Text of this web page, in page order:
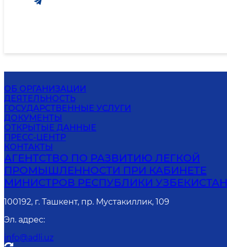
ОБ ОРГАНИЗАЦИИ
ДЕЯТЕЛЬНОСТЬ
ГОСУДАРСТВЕННЫЕ УСЛУГИ
ДОКУМЕНТЫ
ОТКРЫТЫЕ ДАННЫЕ
ПРЕСС-ЦЕНТР
КОНТАКТЫ
АГЕНТСТВО ПО РАЗВИТИЮ ЛЕГКОЙ
ПРОМЫШЛЕННОСТИ ПРИ КАБИНЕТЕ
МИНИСТРОВ РЕСПУБЛИКИ УЗБЕКИСТАН
100192, г. Ташкент, пр. Мустакиллик, 109
Эл. адрес:
info@adli.uz